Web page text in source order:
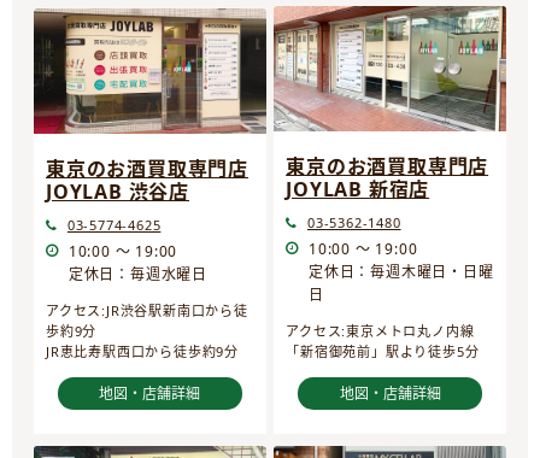
東京のお酒買取専門店
JOYLAB 渋谷店
03-5774-4625
10:00 ～ 19:00
定休日：毎週水曜日
アクセス:JR渋谷駅新南口から徒
歩約9分
JR恵比寿駅西口から徒歩約9分
地図・店舗詳細
東京のお酒買取専門店
JOYLAB 新宿店
03-5362-1480
10:00 ～ 19:00
定休日：毎週木曜日・日曜
日
アクセス:東京メトロ丸ノ内線
「新宿御苑前」駅より徒歩5分
地図・店舗詳細